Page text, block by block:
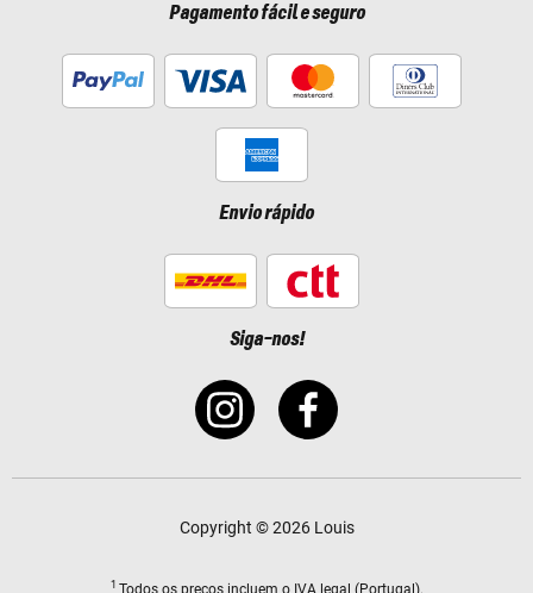
Pagamento fácil e seguro
Envio rápido
Siga-nos!
Copyright © 2026 Louis
1 Todos os preços incluem o IVA legal (Portugal).